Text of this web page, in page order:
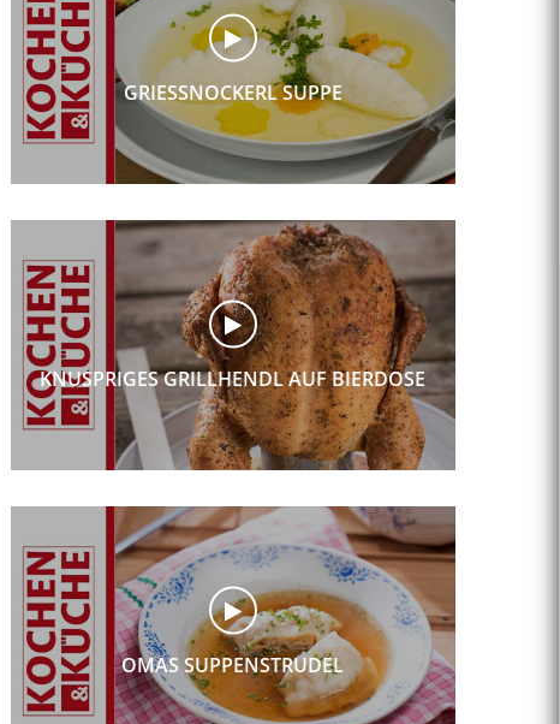
GRIESSNOCKERL SUPPE
KNUSPRIGES GRILLHENDL AUF BIERDOSE
OMAS SUPPENSTRUDEL